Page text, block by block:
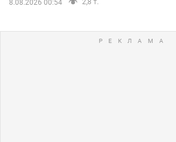
8.08.2026 00:54